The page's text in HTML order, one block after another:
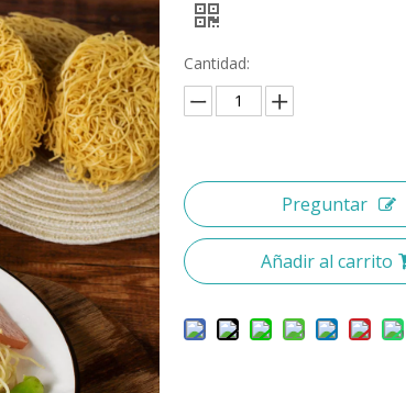
Cantidad:
Preguntar
Añadir al carrito